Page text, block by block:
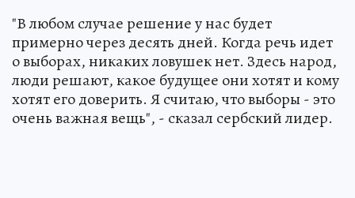
"В любом случае решение у нас будет
примерно через десять дней. Когда речь идет
о выборах, никаких ловушек нет. Здесь народ,
люди решают, какое будущее они хотят и кому
хотят его доверить. Я считаю, что выборы - это
очень важная вещь", - сказал сербский лидер.